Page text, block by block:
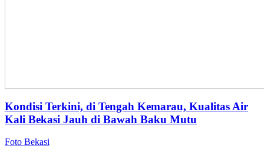
Kondisi Terkini, di Tengah Kemarau, Kualitas Air
Kali Bekasi Jauh di Bawah Baku Mutu
Foto Bekasi